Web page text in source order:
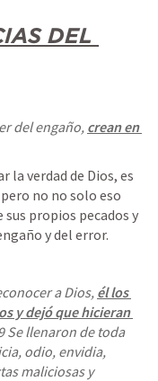
DEL
del engaño, crean en
la verdad de Dios, es
no no solo eso
sus propios pecados y
y del error.
a Dios, él los
y dejó que hicieran
Se llenaron de toda
odio, envidia,
maliciosas y